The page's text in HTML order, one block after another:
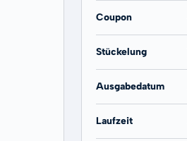
Coupon
Stückelung
Ausgabedatum
Laufzeit